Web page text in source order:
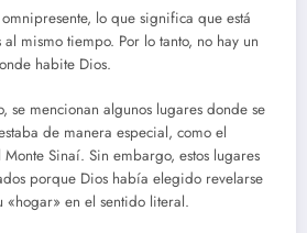
lo que significa que está
mismo tiempo. Por lo tanto, no hay un
habite Dios.
se mencionan algunos lugares donde se
de manera especial, como el
Monte Sinaí. Sin embargo, estos lugares
porque Dios había elegido revelarse
en el sentido literal.